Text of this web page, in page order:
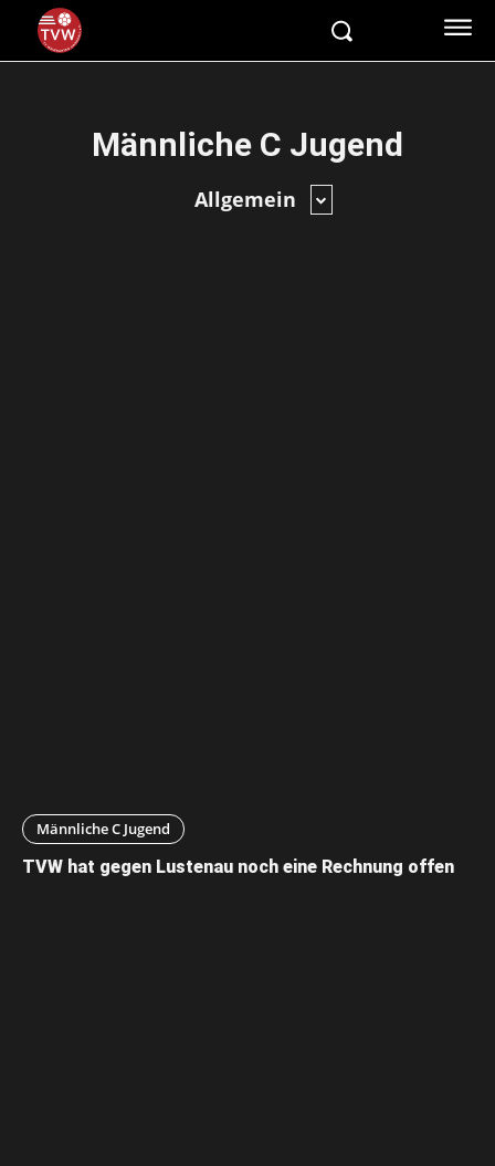
Männliche C Jugend
Allgemein
Männliche C Jugend
TVW hat gegen Lustenau noch eine Rechnung offen